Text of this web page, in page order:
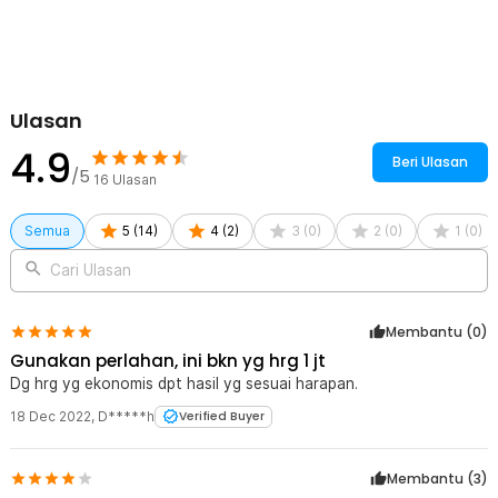
Ulasan
4.9/5 16 Ulasan
Beri Ulasan
Semua 5 (14) 4 (2) 3 (0) 2 (0) 1 (0)
Cari Ulasan
Membantu (0)
Gunakan perlahan, ini bkn yg hrg 1 jt
Dg hrg yg ekonomis dpt hasil yg sesuai harapan.
18 Dec 2022, D*****h Verified Buyer
Membantu (3)